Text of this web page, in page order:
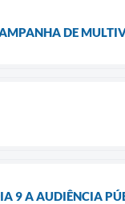
DE
9 A AUDIÊNCIA